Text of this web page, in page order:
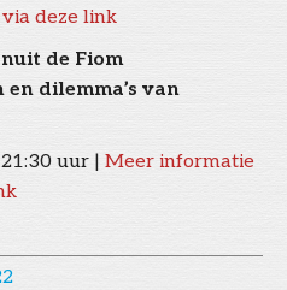
deze link
de Fiom
dilemma’s van
uur | Meer informatie